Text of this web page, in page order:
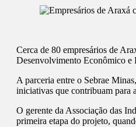
Cerca de 80 empresários de
Desenvolvimento Econômico e
A parceria entre o Sebrae
iniciativas que contribuam para
O gerente da Associação das
primeira etapa do projeto,